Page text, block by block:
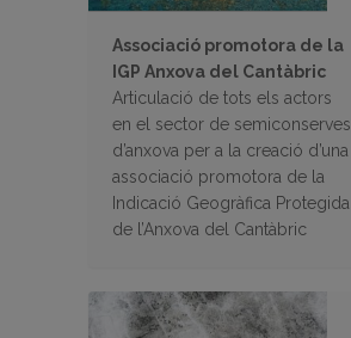
Associació promotora de la
IGP Anxova del Cantàbric
Articulació de tots els actors
en el sector de semiconserves
d’anxova per a la creació d’una
associació promotora de la
Indicació Geogràfica Protegida
de l’Anxova del Cantàbric